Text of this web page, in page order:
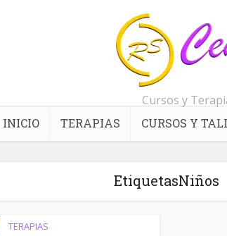
Cursos y
INICIO TERAPIAS CURSOS Y
EtiquetasNiños
TERAPIAS